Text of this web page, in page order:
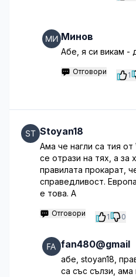
Минов
Абе, я си викам -
Отговори 1
Stoyan18
Ама че нагли са тия от
се отрази на тях, а за
правилата прокарат,
справедливост.
е това. А
Отговори 1 0
fan480@gmail
абе, stoyan18,
са със сълзи,